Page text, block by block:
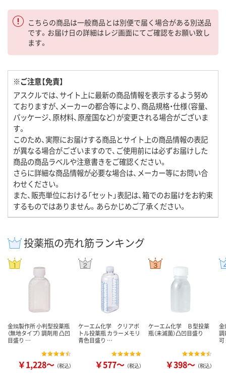
こちらの商品は一般商品とは別便で届く場合がある別送品
です。お届け日の詳細はレジ画面にてご確認をお願い致し
ます。
※ご注意【免責】
アスクルでは、サイト上に最新の商品情報を表示するよう努め
ておりますが、メーカーの都合等により、商品規格・仕様（容量、
パッケージ、原材料、原産国など）が変更される場合がございま
す。
このため、実際にお届けする商品とサイト上の商品情報の表記
が異なる場合がございますので、ご使用前には必ずお届けした
商品の商品ラベルや注意書きをご確認ください。
さらに詳細な商品情報が必要な場合は、メーカー等にお問い合
わせください。
また、販売単位における「セット」表記は、箱でのお届けをお約束
するものではありません。あらかじめご了承ください。
投薬瓶の売れ筋ランキング
金鵄製作所 小判型投薬瓶
（無地タイプ） 調剤用 凸凹
目盛り …
￥1,228～ （税込）
ケーエム化学 クリアボ
トル投薬瓶 カラーメモリ
青色目盛り …
￥577～ （税込）
ケーエム化学 Ｂ型投薬
瓶（未滅菌）凸凹目盛り
￥398～ （税込）
調
可